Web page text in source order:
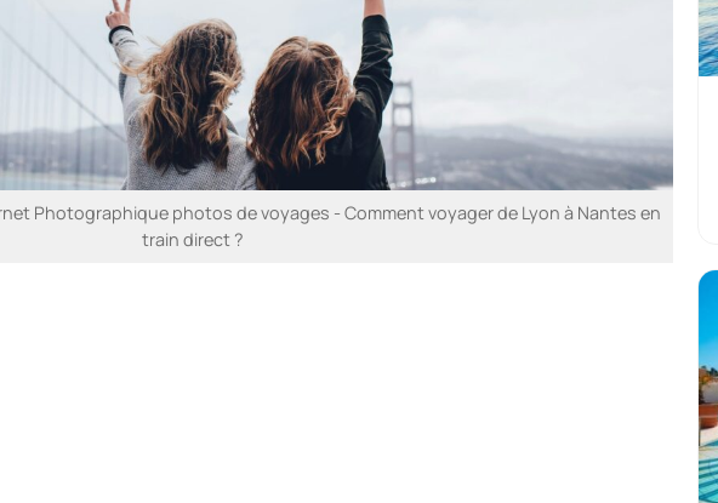
Photographique photos de voyages - Comment voyager de Lyon à Nantes en
train direct ?